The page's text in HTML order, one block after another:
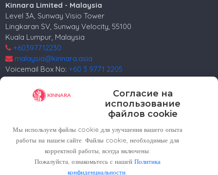
Согласие на
использование
файлов cookie
Мы используем файлы cookie для улучшения вашего опыта
работы на нашем сайте. Файлы cookie, необходимые для
корректной работы, всегда включены.
Пожалуйста, ознакомьтесь с нашей Политика
конфиденциальности
Kinnara Limited - Malaysia
Level 3A, Sunway Visio Tower
Lingkaran SV, Sunway Velocity, 55100
Kuala Lumpur, Malaysia
+60397712230
malaysia@kinnara.asia
Voicemail Box No:+60 3 9771 2205
Kinnara Limited - Russia
4, 4th Lesnoy per.
+74952258562
russia@kinnara.asia